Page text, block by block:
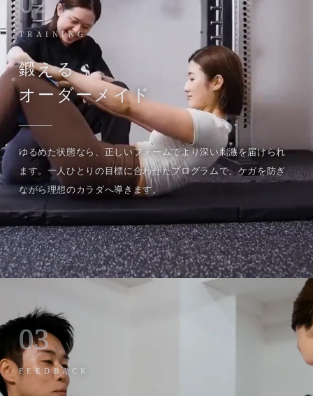
TRAINING
鍛える
オーダーメイド
ゆるめた状態なら、正しいフォームでより深い刺激を届けられ
ます。一人ひとりの目標に合わせたプログラムで、ケガを防ぎ
ながら理想のカラダへ導きます。
03
FEEDBACK